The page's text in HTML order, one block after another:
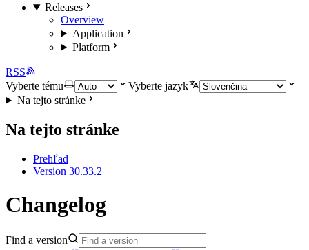
Releases
Overview
Application
Platform
RSS
Vyberte tému
Vyberte jazyk
Na tejto stránke
Na tejto stránke
Prehľad
Version 30.33.2
Changelog
Find a version